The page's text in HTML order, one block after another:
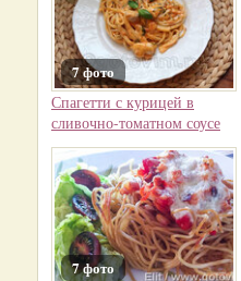
7 фото
Спагетти с курицей в
сливочно-томатном соусе
7 фото